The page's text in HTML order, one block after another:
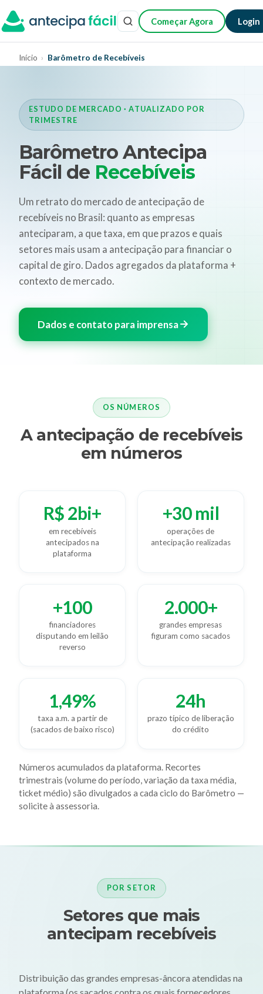
Começar Agora Login
Início › Barômetro de Recebíveis
ESTUDO DE MERCADO · ATUALIZADO POR
TRIMESTRE
Barômetro Antecipa
Fácil de Recebíveis
Um retrato do mercado de antecipação de
recebíveis no Brasil: quanto as empresas
anteciparam, a que taxa, em que prazos e quais
setores mais usam a antecipação para financiar o
capital de giro. Dados agregados da plataforma +
contexto de mercado.
Dados e contato para imprensa
OS NÚMEROS
A antecipação de recebíveis
em números
R$ 2bi+
em recebíveis
antecipados na
plataforma
+30 mil
operações de
antecipação realizadas
+100
financiadores
disputando em leilão
reverso
2.000+
grandes empresas
figuram como sacados
1,49%
taxa a.m. a partir de
(sacados de baixo risco)
24h
prazo típico de liberação
do crédito
Números acumulados da plataforma. Recortes
trimestrais (volume do período, variação da taxa média,
ticket médio) são divulgados a cada ciclo do Barômetro —
solicite à assessoria.
POR SETOR
Setores que mais
antecipam recebíveis
Distribuição das grandes empresas-âncora atendidas na